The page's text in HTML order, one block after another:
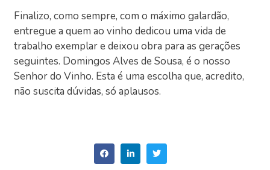
Finalizo, como sempre, com o máximo galardão,
entregue a quem ao vinho dedicou uma vida de
trabalho exemplar e deixou obra para as gerações
seguintes. Domingos Alves de Sousa, é o nosso
Senhor do Vinho. Esta é uma escolha que, acredito,
não suscita dúvidas, só aplausos.